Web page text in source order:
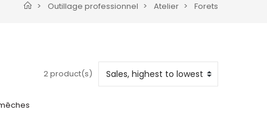
Outillage professionnel Atelier Forets
2 product(s)